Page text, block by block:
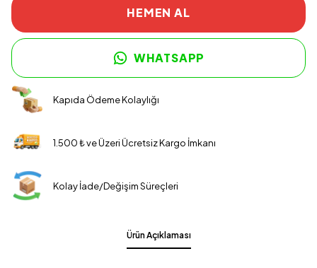
HEMEN AL
WHATSAPP
Kapıda Ödeme Kolaylığı
1.500 ₺ ve Üzeri Ücretsiz Kargo İmkanı
Kolay İade/Değişim Süreçleri
Ürün Açıklaması